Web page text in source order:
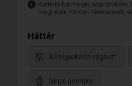
Kattints bármelyik adatcímkére,
megnézni minden társkeresőt,
Háttér
Középiskolát végzett
Nincs gyereke